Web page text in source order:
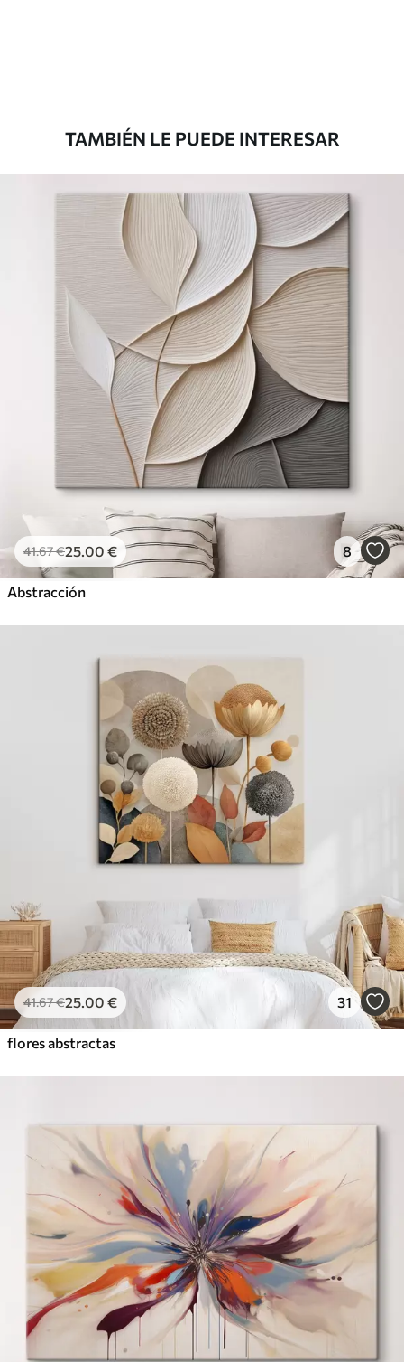
TAMBIÉN LE PUEDE INTERESAR
41.67€25.00 € 8
Abstracción
41.67€25.00 € 31
flores abstractas